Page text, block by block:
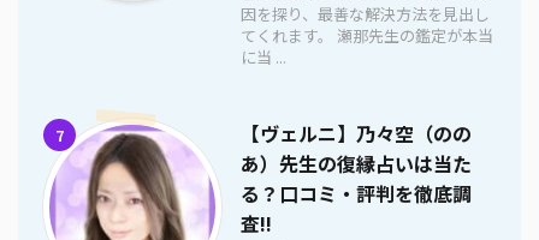
因を探り、最善な解決方法を見出し
てくれます。 瀬那先生の鑑定が本当
に当 ...
7
【ヴェルニ】乃々空（のの
あ）先生の復縁占いは当た
る？口コミ・評判を徹底調
査!!